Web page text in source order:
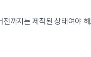
까지는 제작된 상태여야